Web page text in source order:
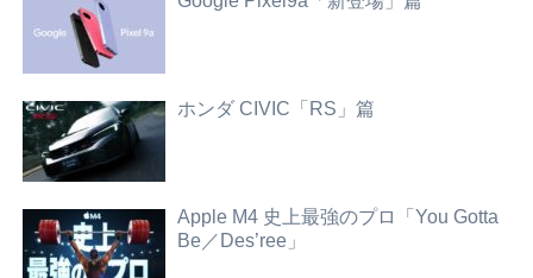
ホンダ CIVIC「RS」篇
Apple M4 史上最強のプロ「You Gotta
Be／Des’ree」